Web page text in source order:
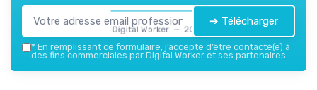
Digital Worker — 2026
➔ Télécharger
* En remplissant ce formulaire, j’accepte d’être contacté(e) à
des fins commerciales par Digital Worker et ses partenaires.